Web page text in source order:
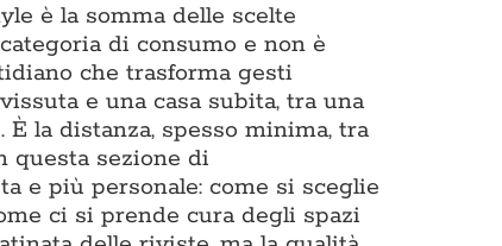
è la somma delle scelte
di consumo e non è
che trasforma gesti
e una casa subita, tra una
la distanza, spesso minima, tra
questa sezione di
e più personale: come si sceglie
ci si prende cura degli spazi